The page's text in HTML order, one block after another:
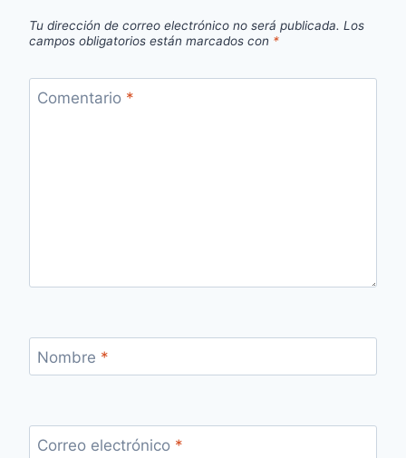
Tu dirección de correo electrónico no será publicada. Los
campos obligatorios están marcados con *
Comentario *
Nombre *
Correo electrónico *